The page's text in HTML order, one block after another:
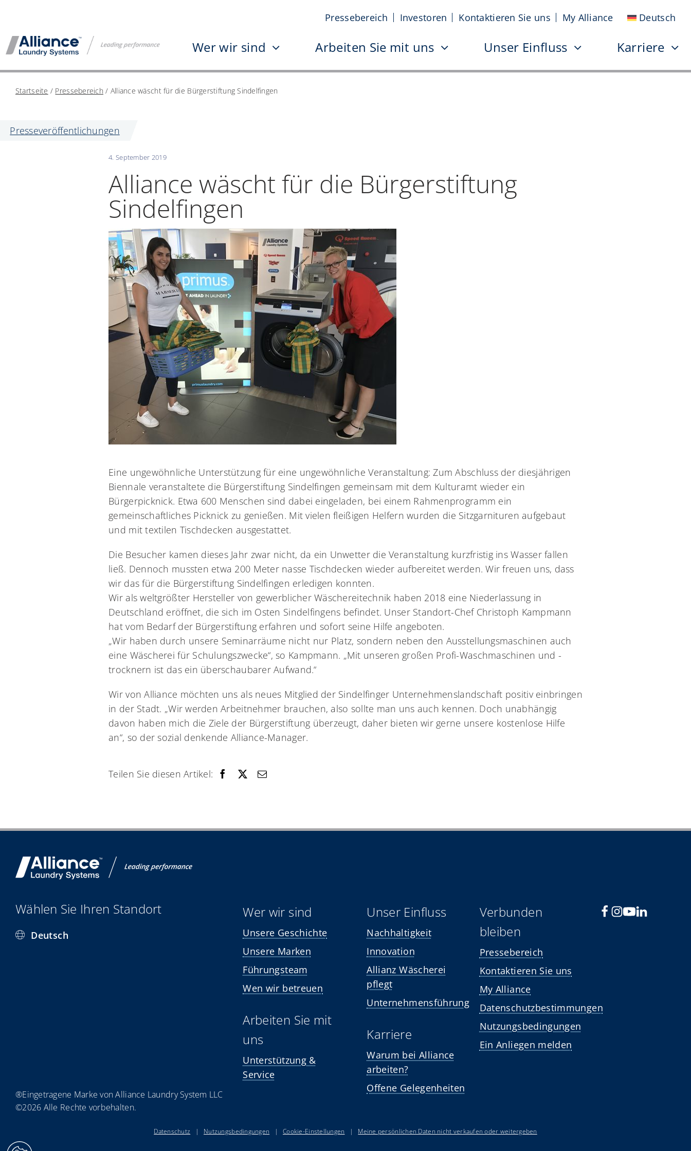
springen
Pressebereich Investoren Kontaktieren Sie uns My Alliance Deutsch
Wer wir sind Arbeiten Sie mit uns Unser Einfluss Karriere
Startseite / Pressebereich / Alliance wäscht für die Bürgerstiftung Sindelfingen
Presseveröffentlichungen
4. September 2019
Alliance wäscht für die Bürgerstiftung
Sindelfingen
Eine ungewöhnliche Unterstützung für eine ungewöhnliche Veranstaltung: Zum Abschluss der diesjährigen
Biennale veranstaltete die Bürgerstiftung Sindelfingen gemeinsam mit dem Kulturamt wieder ein
Bürgerpicknick. Etwa 600 Menschen sind dabei eingeladen, bei einem Rahmenprogramm ein
gemeinschaftliches Picknick zu genießen. Mit vielen fleißigen Helfern wurden die Sitzgarnituren aufgebaut
und mit textilen Tischdecken ausgestattet.
Die Besucher kamen dieses Jahr zwar nicht, da ein Unwetter die Veranstaltung kurzfristig ins Wasser fallen
ließ. Dennoch mussten etwa 200 Meter nasse Tischdecken wieder aufbereitet werden. Wir freuen uns, dass
wir das für die Bürgerstiftung Sindelfingen erledigen konnten.
Wir als weltgrößter Hersteller von gewerblicher Wäschereitechnik haben 2018 eine Niederlassung in
Deutschland eröffnet, die sich im Osten Sindelfingens befindet. Unser Standort-Chef Christoph Kampmann
hat vom Bedarf der Bürgerstiftung erfahren und sofort seine Hilfe angeboten.
„Wir haben durch unsere Seminarräume nicht nur Platz, sondern neben den Ausstellungsmaschinen auch
eine Wäscherei für Schulungszwecke“, so Kampmann. „Mit unseren großen Profi-Waschmaschinen und -
trocknern ist das ein überschaubarer Aufwand.“
Wir von Alliance möchten uns als neues Mitglied der Sindelfinger Unternehmenslandschaft positiv einbringen
in der Stadt. „Wir werden Arbeitnehmer brauchen, also sollte man uns auch kennen. Doch unabhängig
davon haben mich die Ziele der Bürgerstiftung überzeugt, daher bieten wir gerne unsere kostenlose Hilfe
an“, so der sozial denkende Alliance-Manager.
Teilen Sie diesen Artikel:
Wählen Sie Ihren Standort
Deutsch
Wer wir sind
Unsere Geschichte
Unsere Marken
Führungsteam
Wen wir betreuen
Arbeiten Sie mit
uns
Unterstützung &
Service
Unser Einfluss
Nachhaltigkeit
Innovation
Allianz Wäscherei
pflegt
Unternehmensführung
Karriere
Warum bei Alliance
arbeiten?
Offene Gelegenheiten
Verbunden
bleiben
Pressebereich
Kontaktieren Sie uns
My Alliance
Datenschutzbestimmungen
Nutzungsbedingungen
Ein Anliegen melden
®Eingetragene Marke von Alliance Laundry System LLC
©2026 Alle Rechte vorbehalten.
Datenschutz | Nutzungsbedingungen | Cookie-Einstellungen | Meine persönlichen Daten nicht verkaufen oder weitergeben